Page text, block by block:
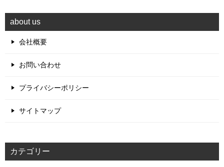
about us
会社概要
お問い合わせ
プライバシーポリシー
サイトマップ
カテゴリー